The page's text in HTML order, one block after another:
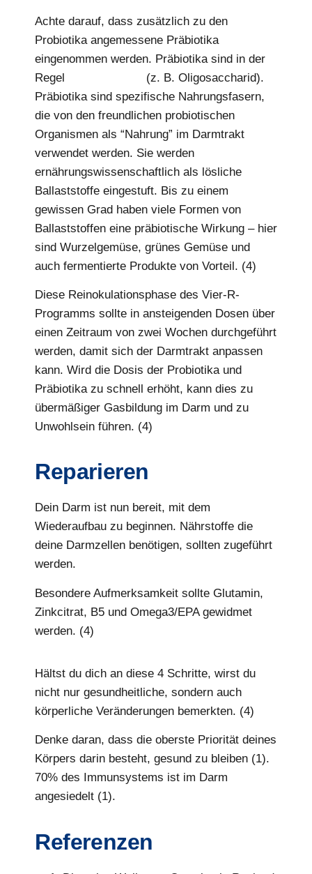
Achte darauf, dass zusätzlich zu den
Probiotika angemessene Präbiotika
eingenommen werden. Präbiotika sind in der
Regel
(z. B. Oligosaccharid).
Präbiotika sind spezifische Nahrungsfasern,
die von den freundlichen probiotischen
Organismen als “Nahrung” im Darmtrakt
verwendet werden. Sie werden
ernährungswissenschaftlich als lösliche
Ballaststoffe eingestuft. Bis zu einem
gewissen Grad haben viele Formen von
Ballaststoffen eine präbiotische Wirkung – hier
sind Wurzelgemüse, grünes Gemüse und
auch fermentierte Produkte von Vorteil. (4)
Diese Reinokulationsphase des Vier-R-
Programms sollte in ansteigenden Dosen über
einen Zeitraum von zwei Wochen durchgeführt
werden, damit sich der Darmtrakt anpassen
kann. Wird die Dosis der Probiotika und
Präbiotika zu schnell erhöht, kann dies zu
übermäßiger Gasbildung im Darm und zu
Unwohlsein führen. (4)
Reparieren
Dein Darm ist nun bereit, mit dem
Wiederaufbau zu beginnen. Nährstoffe die
deine Darmzellen benötigen, sollten zugeführt
werden.
Besondere Aufmerksamkeit sollte Glutamin,
Zinkcitrat, B5 und Omega3/EPA gewidmet
werden. (4)
Hältst du dich an diese 4 Schritte, wirst du
nicht nur gesundheitliche, sondern auch
körperliche Veränderungen bemerkten. (4)
Denke daran, dass die oberste Priorität deines
Körpers darin besteht, gesund zu bleiben (1).
70% des Immunsystems ist im Darm
angesiedelt (1).
Referenzen